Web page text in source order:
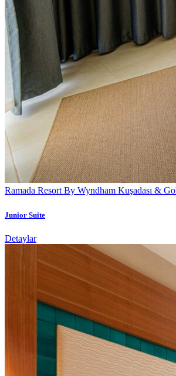
Ramada Resort By Wyndham Kuşadası &
Junior Suite
Detaylar